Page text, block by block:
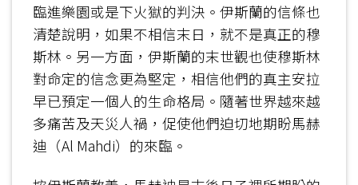
臨進樂園或是下火獄的判決。伊斯蘭的信條也
清楚說明，如果不相信末日，就不是真正的穆
斯林。另一方面，伊斯蘭的末世觀也使穆斯林
對命定的信念更為堅定，相信他們的真主安拉
早已預定一個人的生命格局。隨著世界越來越
多痛苦及天災人禍，促使他們迫切地期盼馬赫
迪（Al Mahdi）的來臨。